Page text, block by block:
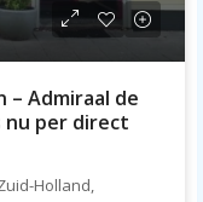
– Admiraal de
nu per direct
Holland,